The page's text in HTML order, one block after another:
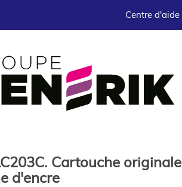
Centre d'aide
Cartouche
d'encre